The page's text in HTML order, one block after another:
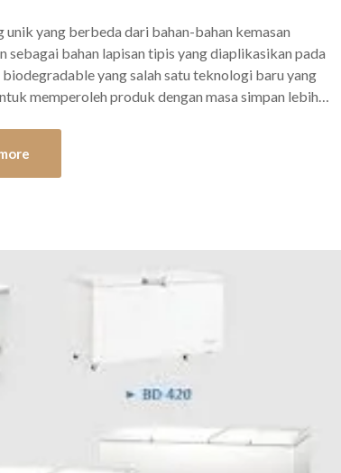
yang berbeda dari bahan-bahan kemasan
bahan lapisan tipis yang diaplikasikan pada
yang salah satu teknologi baru yang
memperoleh produk dengan masa simpan lebih…